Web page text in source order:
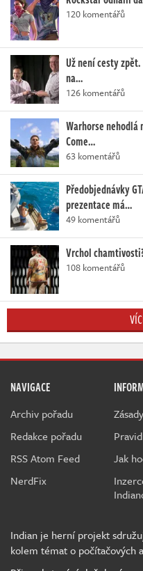
120 komentářů
Už není cesty
na…
126 komentářů
Warhorse nehodlá
Come…
63 komentářů
Předobjednávky
prezentace má…
49 komentářů
Vrchol
108 komentářů
NAVIGACE
Archiv pořadu
Redakce pořadu
RSS Atom Feed
NerdFix
Jak
Indian je herní projekt
kolem témat o počítačových